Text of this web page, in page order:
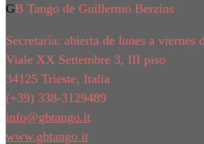
GB Tango de Guillermo Berzins
Secretaría: abierta de lunes a viernes
Viale XX Settembre 3, III piso
34125 Trieste, Italia
(+39) 338-3129489
info@gbtango.it
www.gbtango.it